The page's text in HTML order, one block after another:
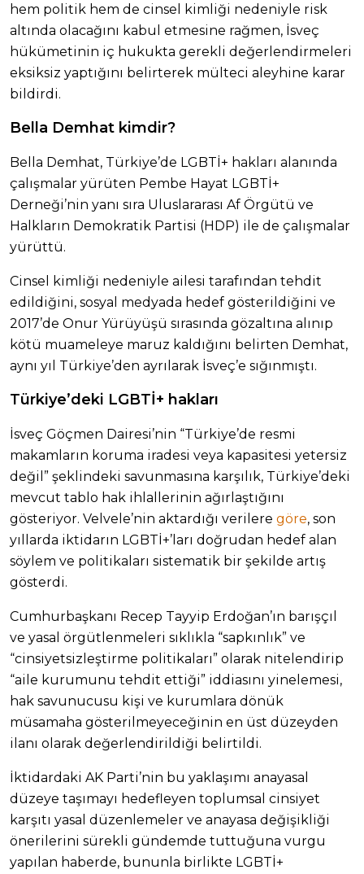
hem politik hem de cinsel kimliği nedeniyle risk
altında olacağını kabul etmesine rağmen, İsveç
hükümetinin iç hukukta gerekli değerlendirmeleri
eksiksiz yaptığını belirterek mülteci aleyhine karar
bildirdi.
Bella Demhat kimdir?
Bella Demhat, Türkiye’de LGBTİ+ hakları alanında
çalışmalar yürüten Pembe Hayat LGBTİ+
Derneği’nin yanı sıra Uluslararası Af Örgütü ve
Halkların Demokratik Partisi (HDP) ile de çalışmalar
yürüttü.
Cinsel kimliği nedeniyle ailesi tarafından tehdit
edildiğini, sosyal medyada hedef gösterildiğini ve
2017’de Onur Yürüyüşü sırasında gözaltına alınıp
kötü muameleye maruz kaldığını belirten Demhat,
aynı yıl Türkiye’den ayrılarak İsveç’e sığınmıştı.
Türkiye’deki LGBTİ+ hakları
İsveç Göçmen Dairesi’nin “Türkiye’de resmi
makamların koruma iradesi veya kapasitesi yetersiz
değil” şeklindeki savunmasına karşılık, Türkiye’deki
mevcut tablo hak ihlallerinin ağırlaştığını
gösteriyor. Velvele’nin aktardığı verilere göre, son
yıllarda iktidarın LGBTİ+’ları doğrudan hedef alan
söylem ve politikaları sistematik bir şekilde artış
gösterdi.
Cumhurbaşkanı Recep Tayyip Erdoğan’ın barışçıl
ve yasal örgütlenmeleri sıklıkla “sapkınlık” ve
“cinsiyetsizleştirme politikaları” olarak nitelendirip
“aile kurumunu tehdit ettiği” iddiasını yinelemesi,
hak savunucusu kişi ve kurumlara dönük
müsamaha gösterilmeyeceğinin en üst düzeyden
ilanı olarak değerlendirildiği belirtildi.
İktidardaki AK Parti’nin bu yaklaşımı anayasal
düzeye taşımayı hedefleyen toplumsal cinsiyet
karşıtı yasal düzenlemeler ve anayasa değişikliği
önerilerini sürekli gündemde tuttuğuna vurgu
yapılan haberde, bununla birlikte LGBTİ+